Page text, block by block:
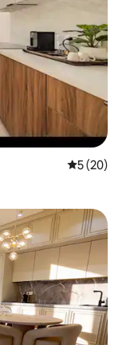
Średnia
5 (20)